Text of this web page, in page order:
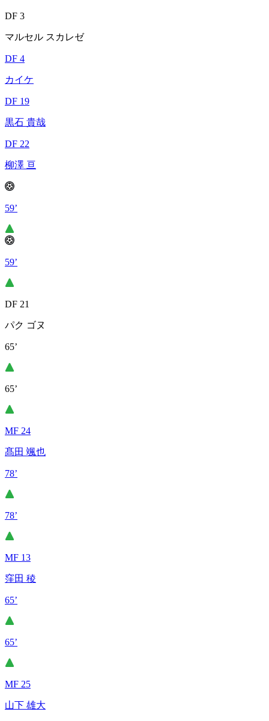
DF 3
マルセル スカレゼ
DF 4
カイケ
DF 19
黒石 貴哉
DF 22
柳澤 亘
59’
59’
DF 21
パク ゴヌ
65’
65’
MF 24
髙田 颯也
78’
78’
MF 13
窪田 稜
65’
65’
MF 25
山下 雄大